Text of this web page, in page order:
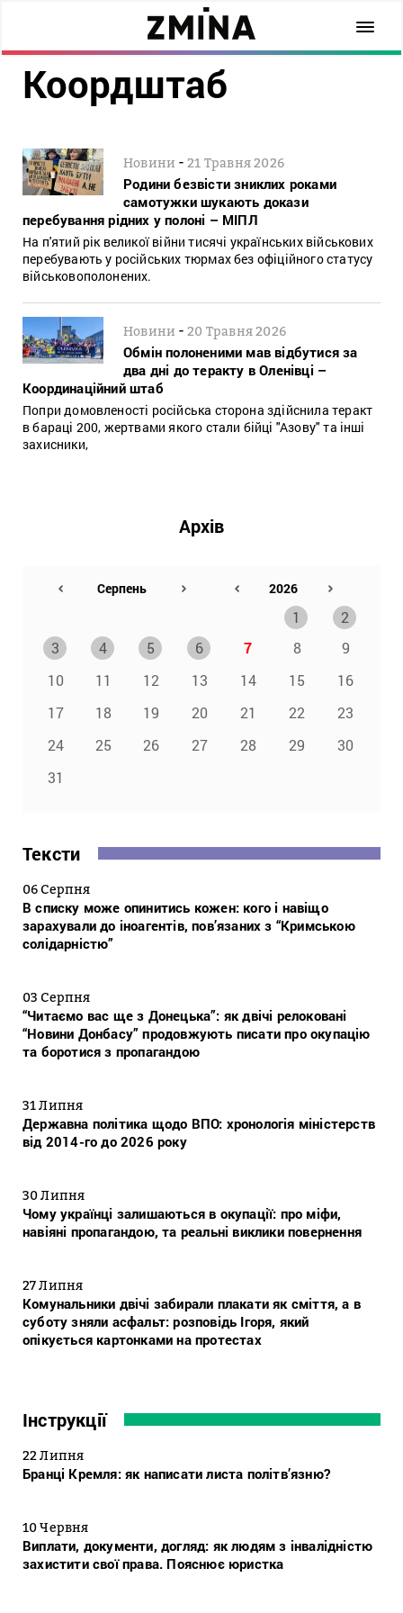
Коордштаб
Новини -21 Травня 2026
Родини безвісти зниклих роками
самотужки шукають докази
перебування рідних у полоні – МІПЛ
На п'ятий рік великої війни тисячі українських військових
перебувають у російських тюрмах без офіційного статусу
військовополонених.
Новини -20 Травня 2026
Обмін полоненими мав відбутися за
два дні до теракту в Оленівці –
Координаційний штаб
Попри домовленості російська сторона здійснила теракт
в бараці 200, жертвами якого стали бійці "Азову" та інші
захисники,
Архів
1
2
3
4 5 6 7 8
9
10
11 12 13 14 15
16
17
18 19 20 21 22
23
24
25 26 27 28 29
30
31
Тексти
06 Серпня
В списку може опинитись кожен: кого і навіщо
зарахували до іноагентів, пов’язаних з “Кримською
солідарністю”
03 Серпня
“Читаємо вас ще з Донецька”: як двічі релоковані
“Новини Донбасу” продовжують писати про окупацію
та боротися з пропагандою
31 Липня
Державна політика щодо ВПО: хронологія міністерств
від 2014-го до 2026 року
30 Липня
Чому українці залишаються в окупації: про міфи,
навіяні пропагандою, та реальні виклики повернення
27 Липня
Комунальники двічі забирали плакати як сміття, а в
суботу зняли асфальт: розповідь Ігоря, який
опікується картонками на протестах
Інструкції
22 Липня
Бранці Кремля: як написати листа політв’язню?
10 Червня
Виплати, документи, догляд: як людям з інвалідністю
захистити свої права. Пояснює юристка